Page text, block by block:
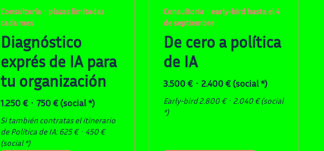
Consultoría · plazas limitadas
cada mes
Diagnóstico
exprés de IA para
tu organización
1.250 € · 750 € (social *)
Si también contratas el itinerario
de Política de IA: 625 € · 450 €
(social *)
Consultoría · early-bird hasta el 4
de septiembre
De cero a política
de IA
3.500 € · 2.400 € (social *)
Early-bird 2.800 € · 2.040 € (social
*)